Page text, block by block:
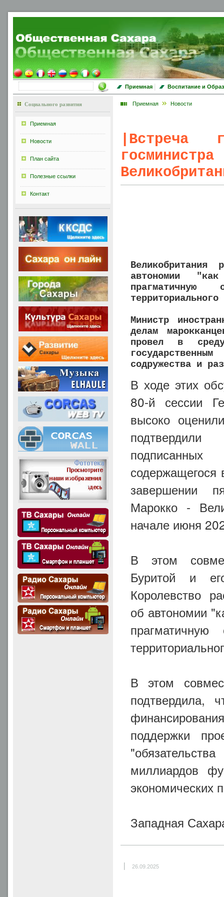
Приемная | Воспитание и
Социального развития
Приемная
Новости
План сайта
Полезные ссылки
Контакт
Приемная Новости
Встреча
Великобритания
автономии
прагматичную
Министр
делам
провел в
содружества и
В ходе этих
80-й сессии
высоко
подтвердили
содержащегося
завершении
Марокко -
начале июня
В этом
Буритой и
Королевство
об автономии
В этом
подтвердила,
поддержки
миллиардов
экономических
Западная
26.09.2025